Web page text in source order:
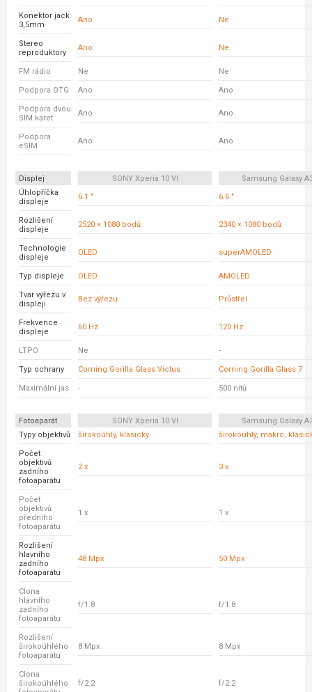
Konektor jack
3,5mm
Ano Ne
Stereo
reproduktory
Ano Ne
FM rádio Ne Ne
Podpora OTG Ano Ano
Podpora dvou
SIM karet
Ano Ano
Podpora
eSIM
Ano Ano
Displej SONY Xperia 10 VI
Samsung Galaxy
Úhlopříčka
displeje
6.1 " 6.6 "
Rozlišení
displeje
2520 × 1080 bodů 2340 × 1080 bodů
Technologie
displeje
OLED superAMOLED
Typ displeje OLED AMOLED
Tvar výřezu v
displeji
Bez výřezu Průstřel
Frekvence
displeje
60 Hz 120 Hz
LTPO Ne -
Typ ochrany Corning Gorilla Glass Victus Corning Gorilla Glass 7
Maximální jas - 500 nitů
Fotoaparát SONY Xperia 10 VI
Samsung Galaxy
Typy objektivů
širokoúhlý, klasický širokoúhlý, makro,
Počet
objektivů
zadního
fotoaparátu
2 x 3 x
Počet
objektivů
předního
fotoaparátu
1 x 1 x
Rozlišení
hlavního
zadního
fotoaparátu
48 Mpx 50 Mpx
Clona
hlavního
zadního
fotoaparátu
f/1.8 f/1.8
Rozlišení
širokoúhlého
fotoaparátu
8 Mpx 8 Mpx
Clona
širokoúhlého
f/2.2 f/2.2